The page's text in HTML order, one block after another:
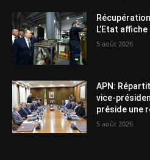
L’Etat
5 août 2026
APN:
vice-
préside une
5 août 2026